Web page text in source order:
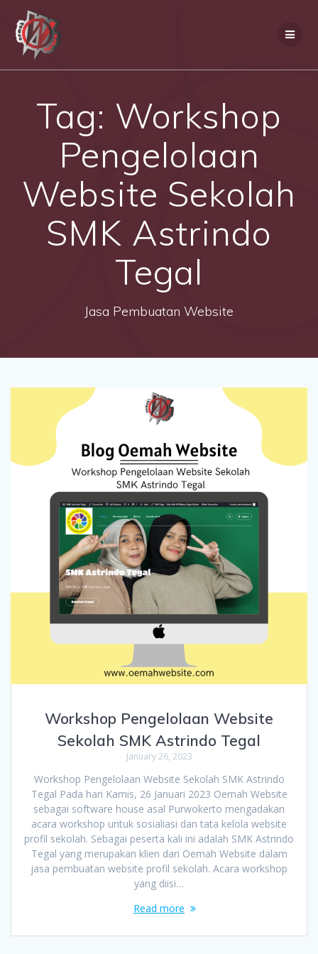
Tag: Workshop
Pengelolaan
Website Sekolah
SMK Astrindo
Tegal
Jasa Pembuatan Website
Workshop Pengelolaan Website
Sekolah SMK Astrindo Tegal
January 26, 2023
Workshop Pengelolaan Website Sekolah SMK Astrindo
Tegal Pada hari Kamis, 26 Januari 2023 Oemah Website
sebagai software house asal Purwokerto mengadakan
acara workshop untuk sosialiasi dan tata kelola website
profil sekolah. Sebagai peserta kali ini adalah SMK Astrindo
Tegal yang merupakan klien dari Oemah Website dalam
jasa pembuatan website profil sekolah. Acara workshop
yang diisi…
Read more